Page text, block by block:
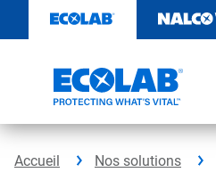
contenu​​​​​​​
Accueil Nos solutions